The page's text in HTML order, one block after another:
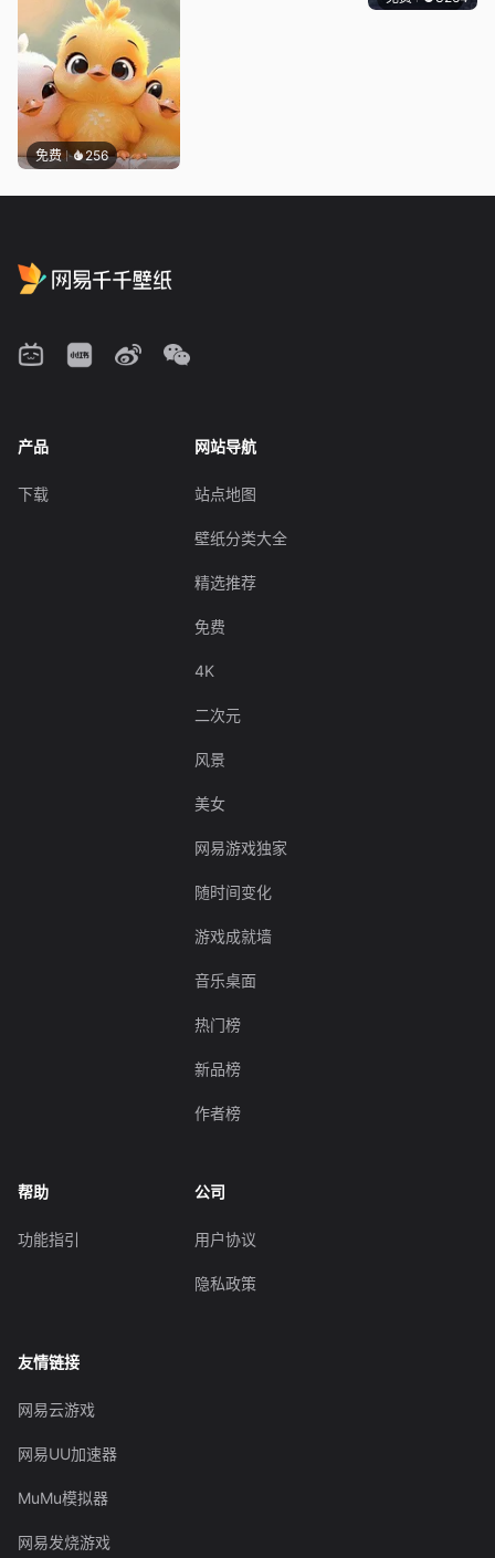
免费 256
产品
下载
网站导航
站点地图
壁纸分类大全
精选推荐
免费
4K
二次元
风景
美女
网易游戏独家
随时间变化
游戏成就墙
音乐桌面
热门榜
新品榜
作者榜
帮助
功能指引
公司
用户协议
隐私政策
友情链接
网易云游戏
网易UU加速器
MuMu模拟器
网易发烧游戏